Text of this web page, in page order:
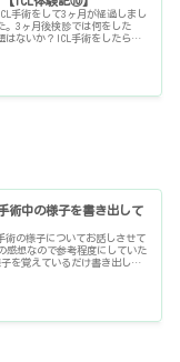
手術をして3ヶ月が経過しまし
。3ヶ月後検診では何をした
はないか？ICL手術をしたら市
術中の様子を書き出して
術の様子についてお話しさせて
感想なので参考程度にしていた
を覚えているだけ書き出して